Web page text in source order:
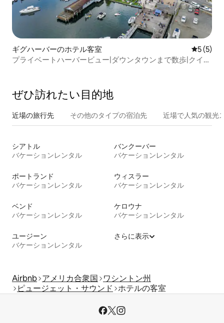
ギグハーバーのホテル客室 レビュー
5 (5)
プライベートハーバービュー|ダウンタウンまで数歩|クイー
ぜひ訪⁠れ⁠た⁠い目⁠的⁠地
近場の旅行先 その他のタ⁠イ⁠プ⁠の宿⁠泊⁠先 近場で人気の観光
シアトル
バケーションレンタル
バンクーバー
バケーションレンタル
ポートランド
バケーションレンタル
ウィスラー
バケーションレンタル
ベンド
バケーションレンタル
ケロウナ
バケーションレンタル
ユージーン
バケーションレンタル
さらに表示
Airbnb アメリカ合衆国
ワシントン州
ピュージェット・サウンド ホテルの客室